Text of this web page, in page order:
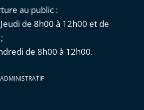
au public :
de 8h00 à 12h00 et de
de 8h00 à 12h00.